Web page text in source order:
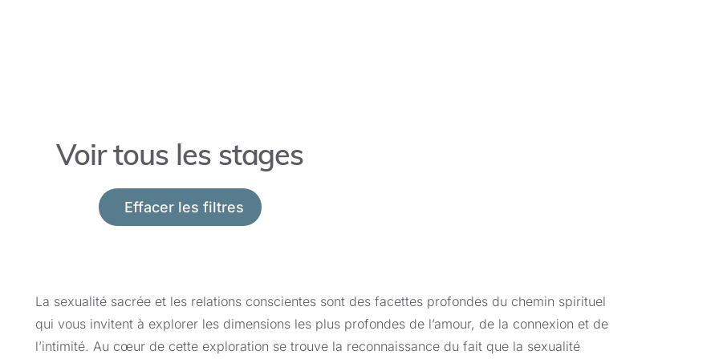
approfondirez votre capacité d’intimité et apprendrez à construire des relations qui honorent le
Voir tous les stages
Effacer les filtres
La sexualité sacrée et les relations conscientes sont des facettes profondes du chemin spirituel
qui vous invitent à explorer les dimensions les plus profondes de l’amour, de la connexion et de
l’intimité. Au cœur de cette exploration se trouve la reconnaissance du fait que la sexualité